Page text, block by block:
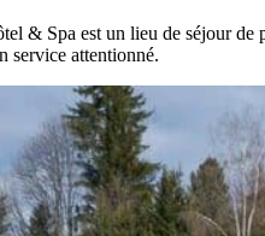
& Spa est un lieu de séjour
service attentionné.